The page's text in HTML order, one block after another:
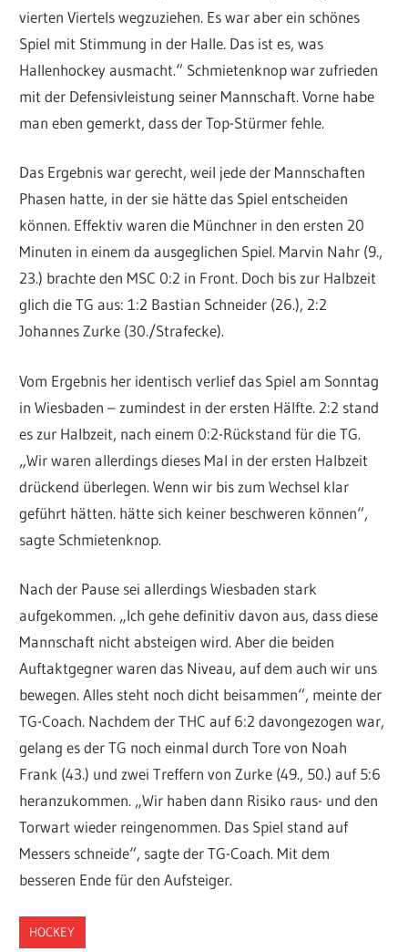
vierten Viertels wegzuziehen. Es war aber ein schönes
Spiel mit Stimmung in der Halle. Das ist es, was
Hallenhockey ausmacht.“ Schmietenknop war zufrieden
mit der Defensivleistung seiner Mannschaft. Vorne habe
man eben gemerkt, dass der Top-Stürmer fehle.
Das Ergebnis war gerecht, weil jede der Mannschaften
Phasen hatte, in der sie hätte das Spiel entscheiden
können. Effektiv waren die Münchner in den ersten 20
Minuten in einem da ausgeglichen Spiel. Marvin Nahr (9.,
23.) brachte den MSC 0:2 in Front. Doch bis zur Halbzeit
glich die TG aus: 1:2 Bastian Schneider (26.), 2:2
Johannes Zurke (30./Strafecke).
Vom Ergebnis her identisch verlief das Spiel am Sonntag
in Wiesbaden – zumindest in der ersten Hälfte. 2:2 stand
es zur Halbzeit, nach einem 0:2-Rückstand für die TG.
„Wir waren allerdings dieses Mal in der ersten Halbzeit
drückend überlegen. Wenn wir bis zum Wechsel klar
geführt hätten. hätte sich keiner beschweren können“,
sagte Schmietenknop.
Nach der Pause sei allerdings Wiesbaden stark
aufgekommen. „Ich gehe definitiv davon aus, dass diese
Mannschaft nicht absteigen wird. Aber die beiden
Auftaktgegner waren das Niveau, auf dem auch wir uns
bewegen. Alles steht noch dicht beisammen“, meinte der
TG-Coach. Nachdem der THC auf 6:2 davongezogen war,
gelang es der TG noch einmal durch Tore von Noah
Frank (43.) und zwei Treffern von Zurke (49., 50.) auf 5:6
heranzukommen. „Wir haben dann Risiko raus- und den
Torwart wieder reingenommen. Das Spiel stand auf
Messers schneide“, sagte der TG-Coach. Mit dem
besseren Ende für den Aufsteiger.
HOCKEY